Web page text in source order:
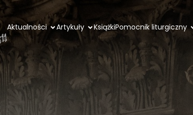
Aktualności Artykuły KsiążkiPomocnik liturgiczny